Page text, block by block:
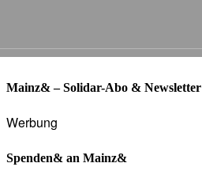
Mainz& – Solidar-Abo & Newsletter
Werbung
Spenden& an Mainz&